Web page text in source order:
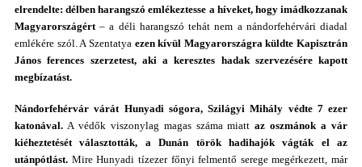
elrendelte: délben harangszó emlékeztesse a híveket, hogy imádkozzanak
Magyarországért– a déli harangszó tehát nem a nándorfehérvári diadal
emlékére szól. A Szentatya ezen kívül Magyarországra küldte Kapisztrán
János ferences szerzetest, aki a keresztes hadak szervezésére kapott
megbízatást.
Nándorfehérvár várát Hunyadi sógora, Szilágyi Mihály védte 7 ezer
katonával. A védők viszonylag magas száma miattaz oszmánok a vár
kiéheztetését választották, a Dunán török hadihajók vágták el az
utánpótlást. Mire Hunyadi tízezer főnyi felmentő serege megérkezett, már